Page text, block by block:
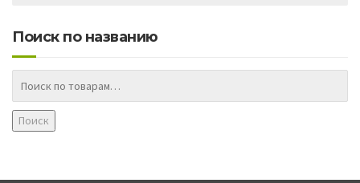
Поиск по названию
Поиск